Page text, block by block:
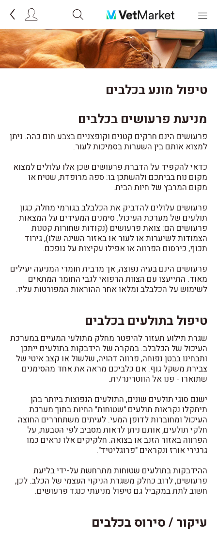
טיפול מונע בכלבים
מניעת פרעושים בכלבים
פרעושים הינם חרקים קטנים וקופצניים בצבע חום כהה. ניתן
למצוא אותם בין השערות בסמיכות לעור.
כדאי להקפיד על הדברת פרעושים שכן אלו עלולים למצוא
מקום נוח בביתכם ולהשתכן בו: ספה מרופדת, שטיח או
מקום המרבץ של חיות הבית.
פרעושים עלולים להדביק את הכלבלב בגורמי מחלה, כגון
תולעים של מערכת העיכול. סימנים המעידים על המצאות
פרעושים הם: צואת פרעושים (נקודות שחורות קטנות
הצמודות לשיערות או לעור או באזור השינה שלו), גירוד
תכוף, כירסום הפרווה או אפילו עקיצות על גופכם.
פרעושים הינם בעיה נפוצה, אך מרבית חומרי המניעה יעילים
מאוד. התייעצו עם הצוות הרפואי לגבי החומר המתאים
לשימוש על הכלבלב ומלאו אחר ההוראות המפורטות עליו.
טיפול בתולעים בכלבים
שגרת תילוע תעזור להיפטר מחלק מתולעי המעיים במערכת
העיכול של הכלבלב. במקרה של הידבקות בתולעים ייתכן
ותבחינו בבטן נפוחה, פרווה דהויה, שלשול או קצב איטי של
צבירת משקל גוף. אם כלביכם מראה את אחד מהסימנים
שתוארו - פנו אל הווטרינר/ית.
ישנם סוגי תולעים שונים, התולעים הנפוצות ביותר בהן
תיתקלו נקראות תולעים "שטוחות" החיות בתוך מערכת
העיכול ומחוברות לדופן המעי. לעיתים משתחררים החוצה
חלקי תולעים, אותם ניתן לראות מסביב לפי הטבעת, על
הפרווה באזור הזנב או בצואה. חלקיקים אלו נראים כמו
גרגירי אורז ונקראים "פרוגליטיד".
ההידבקות בתולעים שטוחות מתרחשת על-ידי בליעת
פרעושים, לרוב כחלק משגרת הניקוי העצמי של הכלב. לכן,
חשוב לתת במקביל גם טיפול מניעתי כנגד פרעושים.
עיקור / סירוס בכלבים